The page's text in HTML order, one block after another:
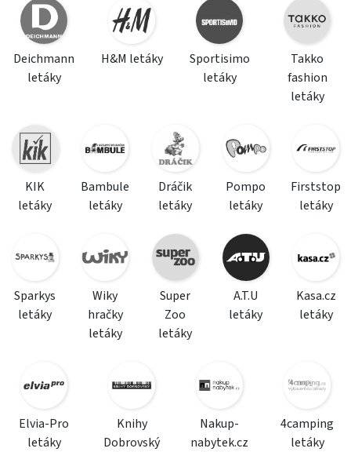
Deichmann
letáky
H&M letáky
Sportisimo
letáky
Takko
fashion
letáky
KIK
letáky
Bambule
letáky
Dráčik
letáky
Pompo
letáky
Firststop
letáky
Sparkys
letáky
Wiky
hračky
letáky
Super
Zoo
letáky
A.T.U
letáky
Kasa.cz
letáky
Elvia-Pro
letáky
Knihy
Dobrovský
Nakup-
nabytek.cz
4camping
letáky